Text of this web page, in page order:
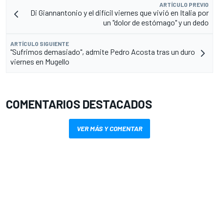
ARTÍCULO PREVIO
Di Giannantonio y el difícil viernes que vivió en Italia por
un "dolor de estómago" y un dedo
ARTÍCULO SIGUIENTE
"Sufrimos demasiado", admite Pedro Acosta tras un duro
viernes en Mugello
COMENTARIOS DESTACADOS
VER MÁS Y COMENTAR